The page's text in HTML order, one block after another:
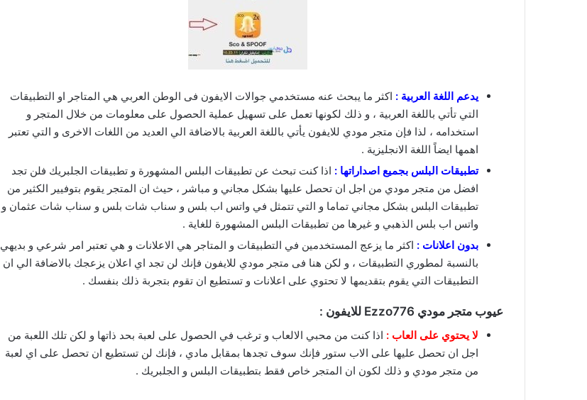
يدعم اللغة العربية : اكثر ما يبحث عنه مستخدمي جوالات الايفون فى الوطن العربي هي المتاجر او التطبيقات
التي تأتي باللغة العربية ، و ذلك لكونها تعمل على تسهيل عملية الحصول على معلومات من خلال المتجر و
استخدامه ، لذا فإن متجر مودي للايفون يأتي باللغة العربية بالاضافة الي العديد من اللغات الاخرى و التي تعتبر
اهمها ايضاً اللغة الانجليزية .
تطبيقات البلس بجميع اصداراتها : اذا كنت تبحث عن تطبيقات البلس المشهورة و تطبيقات الجلبريك فلن تجد
افضل من متجر مودي من اجل ان تحصل عليها بشكل مجاني و مباشر ، حيث ان المتجر يقوم بتوفيير الكثير من
تطبيقات البلس بشكل مجاني تماما و التي تتمثل في واتس اب بلس و سناب شات بلس و سناب شات عثمان و
واتس اب بلس الذهبي و غيرها من تطبيقات البلس المشهورة للغاية .
بدون اعلانات : اكثر ما يزعج المستخدمين في التطبيقات و المتاجر هي الاعلانات و هي تعتبر امر شرعي و بديهي
بالنسبة لمطوري التطبيقات ، و لكن هنا فى متجر مودي للايفون فإنك لن تجد اي اعلان يزعجك بالاضافة الي ان
التطبيقات التي يقوم بتقديمها لا تحتوي على اعلانات و تستطيع ان تقوم بتجربة ذلك بنفسك .
عيوب متجر مودي Ezzo776 للايفون :
لا يحتوي على العاب : اذا كنت من محبي الالعاب و ترغب في الحصول على لعبة بحد ذاتها و لكن تلك اللعبة من
اجل ان تحصل عليها على الاب ستور فإنك سوف تجدها بمقابل مادي ، فإنك لن تستطيع ان تحصل على اي لعبة
من متجر مودي و ذلك لكون ان المتجر خاص فقط بتطبيقات البلس و الجلبريك .